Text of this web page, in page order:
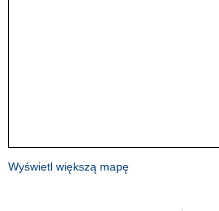
Wyświetl większą mapę